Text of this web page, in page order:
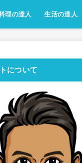
理の達人 生活の達人
について